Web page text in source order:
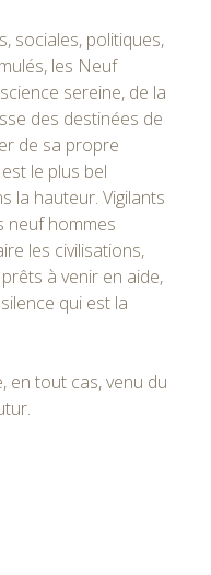
sociales, politiques,
les Neuf
sereine, de la
des destinées de
de sa propre
le plus bel
la hauteur. Vigilants
neuf hommes
les civilisations,
à venir en aide,
qui est la
en tout cas, venu du